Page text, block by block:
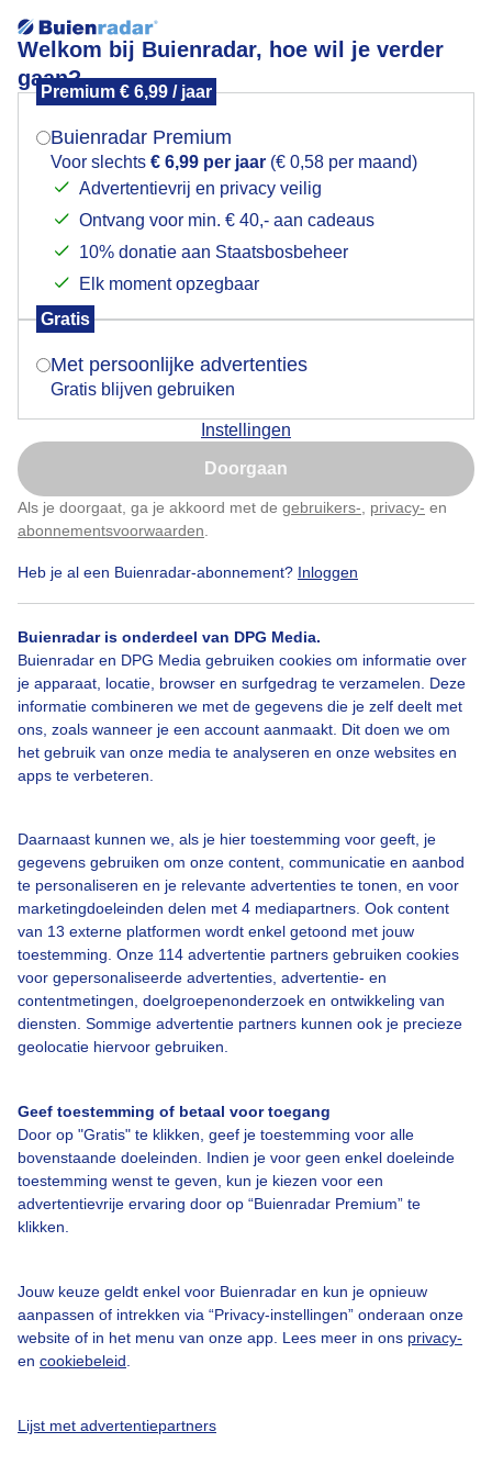
Welkom bij Buienradar, hoe wil je verder
gaan?
Premium € 6,99 / jaar
Buienradar Premium
Voor slechts € 6,99 per jaar (€ 0,58 per maand)
Advertentievrij en privacy veilig
Ontvang voor min. € 40,- aan cadeaus
10% donatie aan Staatsbosbeheer
Elk moment opzegbaar
Gratis
Met persoonlijke advertenties
Gratis blijven gebruiken
Instellingen
Doorgaan
Als je doorgaat, ga je akkoord met de gebruikers- privacy- en
abonnementsvoorwaarden
Heb je al een Buienradar-abonnement? Inloggen
Buienradar is onderdeel van DPG Media.
Buienradar en DPG Media gebruiken cookies om informatie over
je apparaat, locatie, browser en surfgedrag te verzamelen. Deze
informatie combineren we met de gegevens die je zelf deelt met
ons, zoals wanneer je een account aanmaakt. Dit doen we om
het gebruik van onze media te analyseren en onze websites en
apps te verbeteren.
Daarnaast kunnen we, als je hier toestemming voor geeft, je
gegevens gebruiken om onze content, communicatie en aanbod
te personaliseren en je relevante advertenties te tonen, en voor
marketingdoeleinden delen met 4 mediapartners. Ook content
van 13 externe platformen wordt enkel getoond met jouw
toestemming. Onze 114 advertentie partners gebruiken cookies
voor gepersonaliseerde advertenties, advertentie- en
contentmetingen, doelgroepenonderzoek en ontwikkeling van
diensten. Sommige advertentie partners kunnen ook je precieze
geolocatie hiervoor gebruiken.
Geef toestemming of betaal voor toegang
Door op "Gratis" te klikken, geef je toestemming voor alle
bovenstaande doeleinden. Indien je voor geen enkel doeleinde
toestemming wenst te geven, kun je kiezen voor een
advertentievrije ervaring door op “Buienradar Premium” te
klikken.
Jouw keuze geldt enkel voor Buienradar en kun je opnieuw
aanpassen of intrekken via “Privacy-instellingen” onderaan onze
website of in het menu van onze app. Lees meer in ons privacy-
en cookiebeleid
Lijst met advertentiepartners
WAT EEN WIND + ZON
Overwegend- wisselend-Bewolkt , Zon, buien, zeer
krachtige wind.
Door: Nellie Bartels Gemaakt: 15-09-2025, 43x bekeken
Zon Wolken Wind
Bekijk slideshow
Een moment geduld aub...
Over Buienradar
Bedrijfsgegevens
Veelgestelde vragen
Contact
Toegankelijkheid
Adverteren
Buienradar Team
Mogen we je locatie gebruiken voor het
Indien je hier nog geen akkoord op hebt gegeven,
verschijnt er zo een pop-up uit je browser waarin
Is goed, toon de popup
Nu niet, misschien later
Klik hierom dit aan te passen